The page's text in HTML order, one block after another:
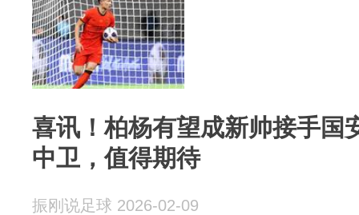
喜讯！柏杨有望成新帅接手国
中卫，值得期待
振刚说足球 2026-02-09